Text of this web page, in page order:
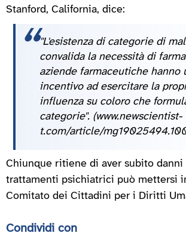
Stanford, California, dice:
"L'esistenza di categorie di
convalida la necessità di
aziende farmaceutiche hanno
incentivo ad esercitare la
influenza su coloro che
categorie". (www.newscientist-
t.com/article/
Chiunque ritiene di aver subito danni
trattamenti psichiatrici può mettersi
Comitato dei Cittadini per i Diritti
Condividi con